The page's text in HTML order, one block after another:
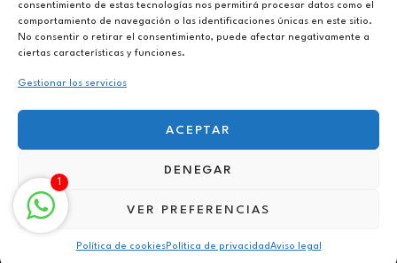
consentimiento de estas tecnologías nos permitirá procesar datos como el
comportamiento de navegación o las identificaciones únicas en este sitio.
No consentir o retirar el consentimiento, puede afectar negativamente a
ciertas características y funciones.
Gestionar los servicios
ACEPTAR
DENEGAR
VER PREFERENCIAS
Política de cookiesPolítica de privacidadAviso legal
Aviso legal
Política de privacidad
Política de cookies
Terapia contra fobias online en Sant Cugat del Vallès
1